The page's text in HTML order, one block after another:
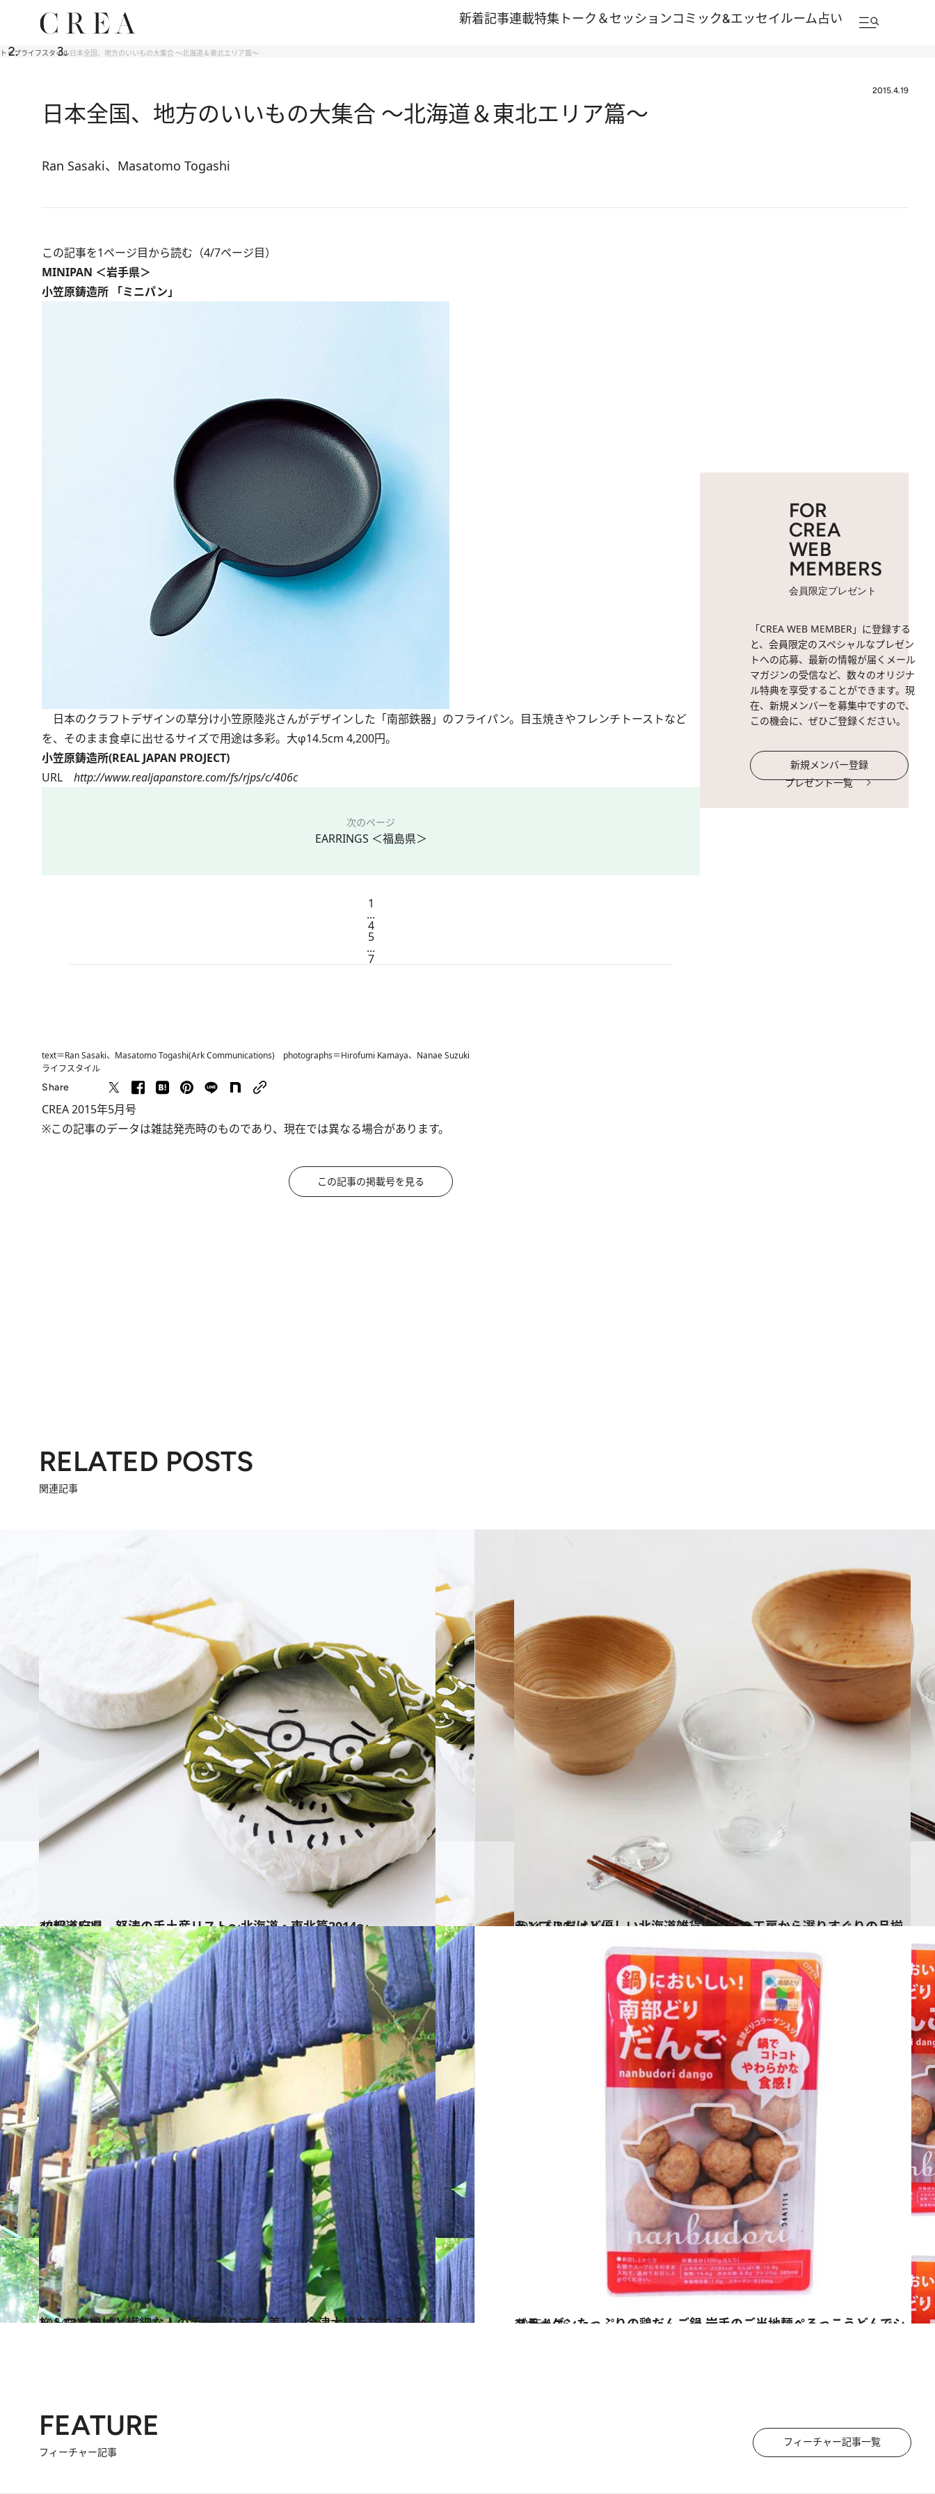
新着記事連載特集 トーク＆セッションコミック&エッセイルーム占い
トップライフスタイル日本全国、地方のいいもの大集合 ～北海道＆東北エリア篇～
2015.4.19
日本全国、地方のいいもの大集合 ～北海道＆東北エリア篇～
Ran Sasaki、Masatomo Togashi
この記事を1ページ目から読む（4/7ページ目）
MINIPAN ＜岩手県＞
小笠原鋳造所 「ミニパン」
日本のクラフトデザインの草分け小笠原陸兆さんがデザインした「南部鉄器」のフライパン。目玉焼きやフレンチトーストなど
を、そのまま食卓に出せるサイズで用途は多彩。大φ14.5cm 4,200円。
小笠原鋳造所(REAL JAPAN PROJECT)
URL http://www.realjapanstore.com/fs/rjps/c/406c
次のページ
EARRINGS ＜福島県＞
1
...
4
5
...
7
text＝Ran Sasaki、Masatomo Togashi(Ark Communications) photographs＝Hirofumi Kamaya、Nanae Suzuki
ライフスタイル
Share
CREA 2015年5月号
※この記事のデータは雑誌発売時のものであり、現在では異なる場合があります。
この記事の掲載号を見る
FOR
CREA
WEB
MEMBERS
会員限定プレゼント
「CREA WEB MEMBER」に登録する
と、会員限定のスペシャルなプレゼン
トへの応募、最新の情報が届くメール
マガジンの受信など、数々のオリジナ
ル特典を享受することができます。現
在、新規メンバーを募集中ですので、
この機会に、ぜひご登録ください。
新規メンバー登録
プレゼント一覧
RELATED POSTS
関連記事
2014.11.23
47都道府県 怒涛の手土産リスト～北海道・東北篇2014～
グルメ 2014.6.20
シンプルだけど優しい北海道雑貨80以上の工房から選りすぐりの品揃え
ライフスタイル
2014.8.12
レトロな機械と繊細な人の手が織り成す 美しい会津木綿を訪ねる旅へ
旅＆お出かけ 2015.1.26
コラーゲンたっぷりの鶏だんご鍋 岩手のご当地麺ぺろっこうどんでシメる！
グルメ
FEATURE
フィーチャー記事
フィーチャー記事一覧